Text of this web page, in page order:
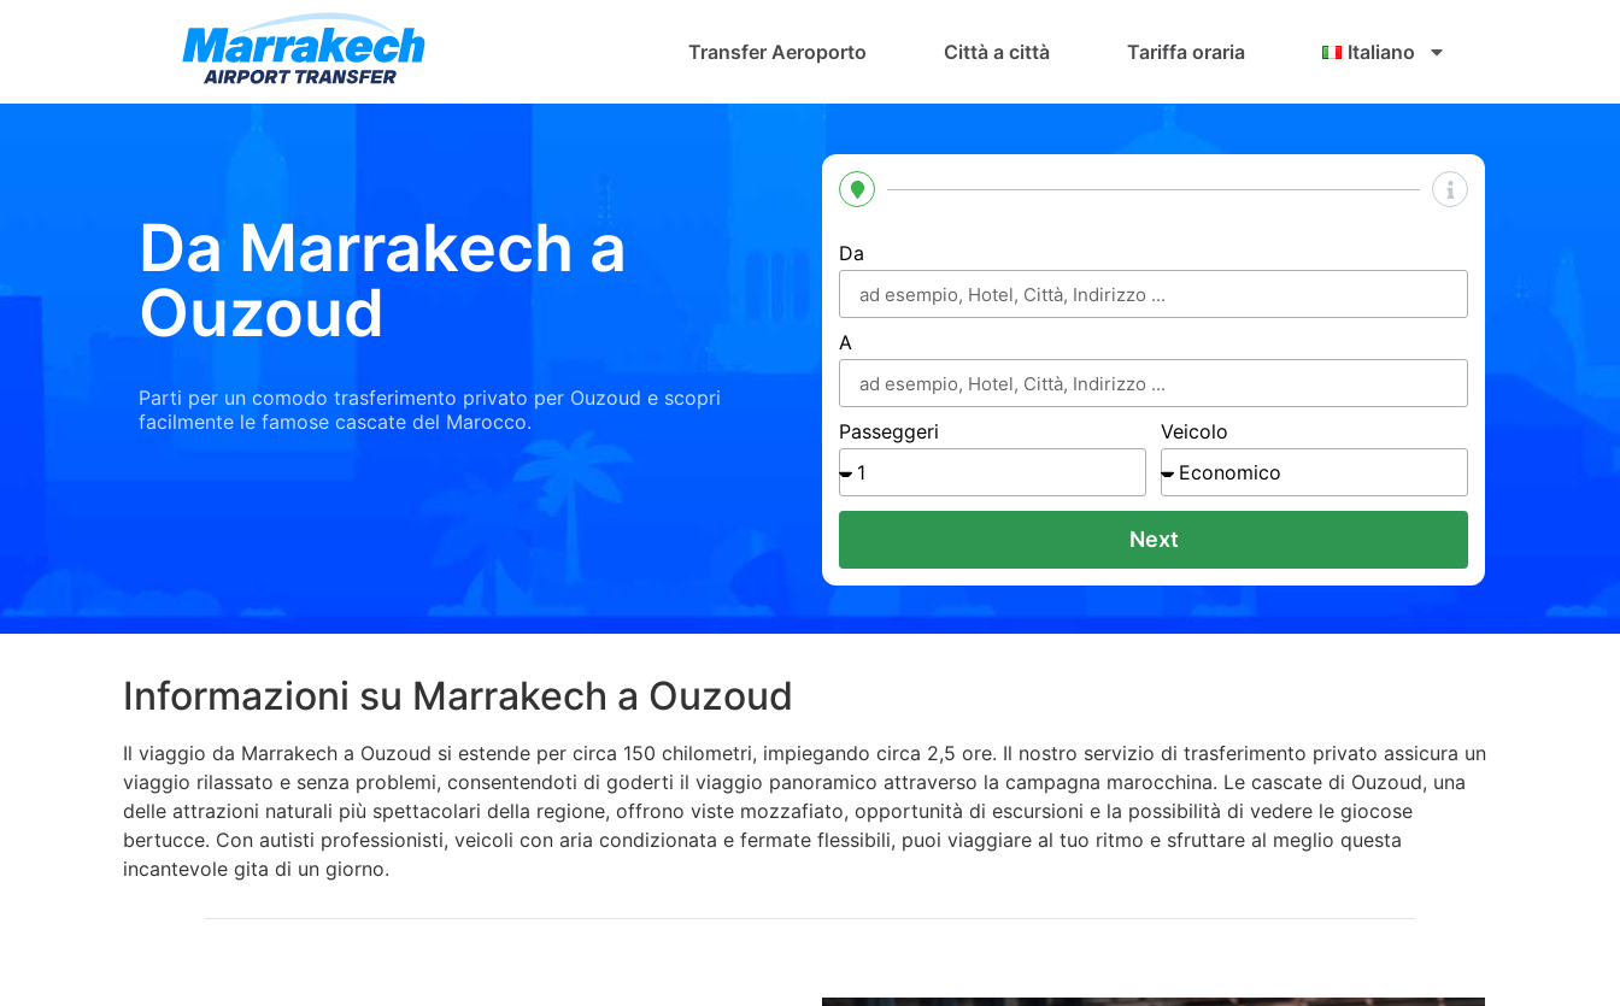
Transfer Aeroporto Città a città Tariffa oraria Italiano
Da Marrakech a
Ouzoud
Parti per un comodo trasferimento privato per Ouzoud e scopri
facilmente le famose cascate del Marocco.
Da
A
Passeggeri Veicolo
Next
Informazioni su Marrakech a Ouzoud
Il viaggio da Marrakech a Ouzoud si estende per circa 150 chilometri, impiegando circa 2,5 ore. Il nostro servizio di trasferimento privato assicura un
viaggio rilassato e senza problemi, consentendoti di goderti il ​​viaggio panoramico attraverso la campagna marocchina. Le cascate di Ouzoud, una
delle attrazioni naturali più spettacolari della regione, offrono viste mozzafiato, opportunità di escursioni e la possibilità di vedere le giocose
bertucce. Con autisti professionisti, veicoli con aria condizionata e fermate flessibili, puoi viaggiare al tuo ritmo e sfruttare al meglio questa
incantevole gita di un giorno.